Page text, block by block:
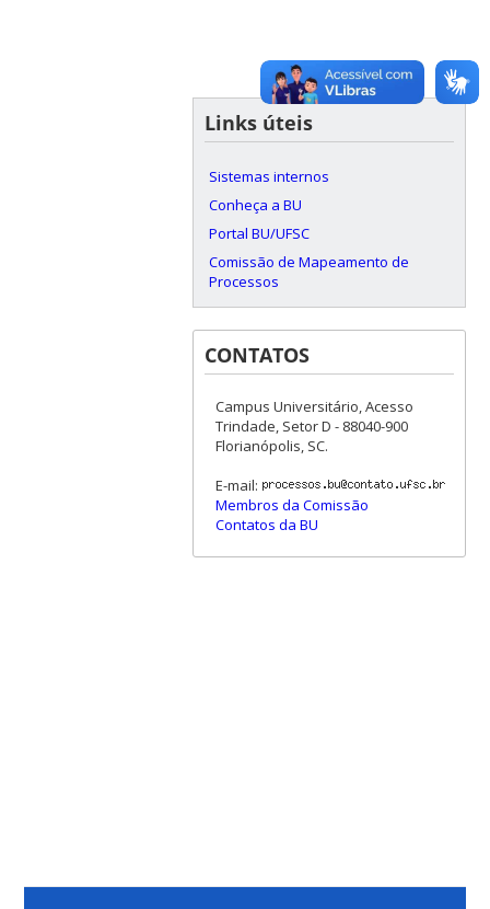
Links úteis
Sistemas internos
Conheça a BU
Portal BU/UFSC
Comissão de Mapeamento de
Processos
CONTATOS
Campus Universitário, Acesso
Trindade, Setor D - 88040-900
Florianópolis, SC.
E-mail:
Membros da Comissão
Contatos da BU